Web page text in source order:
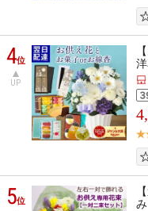
4位
UP
5位